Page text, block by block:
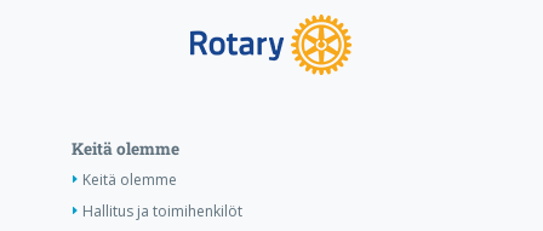
Keitä olemme
Keitä olemme
Hallitus ja toimihenkilöt